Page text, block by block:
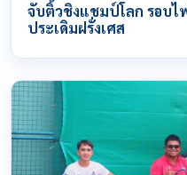
จับติ้วชิงแชมป์โลก รอบ
ประเดิมฝรั่งเศส